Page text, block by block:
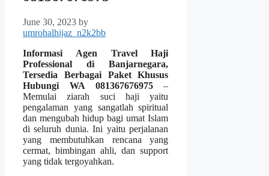
June 30, 2023 by
umrohalhijaz_n2k2bb
Informasi Agen Travel Haji
Professional di Banjarnegara,
Tersedia Berbagai Paket Khusus
Hubungi WA 081367676975–
Memulai ziarah suci haji yaitu
pengalaman yang sangatlah spiritual
dan mengubah hidup bagi umat Islam
di seluruh dunia. Ini yaitu perjalanan
yang membutuhkan rencana yang
cermat, bimbingan ahli, dan support
yang tidak tergoyahkan.